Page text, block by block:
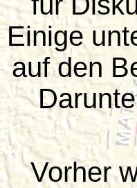
Einige
auf den
Vorher